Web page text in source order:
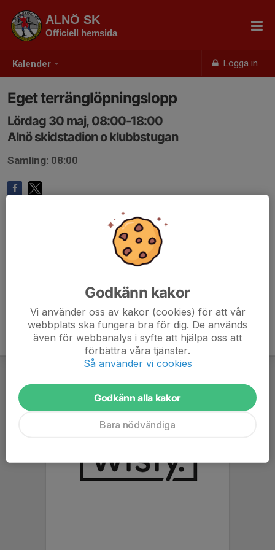
Kalender Logga in
ALNÖ SK
Officiell hemsida
Eget terränglöpningslopp
Lördag 30 maj, 08:00-18:00
Alnö skidstadion o klubbstugan
Samling: 08:00
Godkänn kakor
Vi använder oss av kakor (cookies) för att vår
webbplats ska fungera bra för dig. De används
även för webbanalys i syfte att hjälpa oss att
förbättra våra tjänster.
Så använder vi cookies
Godkänn alla kakor
Bara nödvändiga